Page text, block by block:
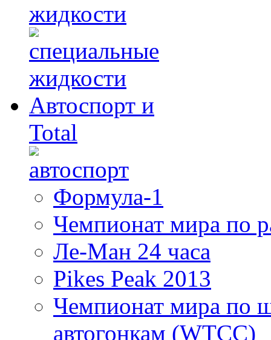
жидкости
Автоспорт и
Total
Формула-1
Чемпионат мира по
Ле-Ман 24 часа
Pikes Peak 2013
Чемпионат мира по
автогонкам (WTCC)